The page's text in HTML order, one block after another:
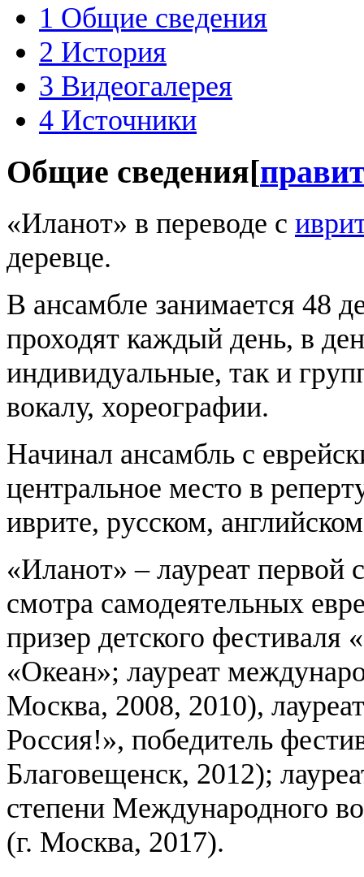
1 Общие сведения
2 История
3 Видеогалерея
4 Источники
Общие сведения[
«Иланот» в переводе с
деревце.
В ансамбле занимается 48
проходят каждый день, в
индивидуальные, так и
вокалу, хореографии.
Начинал ансамбль с
центральное место в
иврите, русском,
«Иланот» – лауреат первой
смотра самодеятельных
призер детского
«Океан»; лауреат
Москва, 2008, 2010),
Россия!», победитель
Благовещенск, 2012);
степени Международного
(г. Москва, 2017).